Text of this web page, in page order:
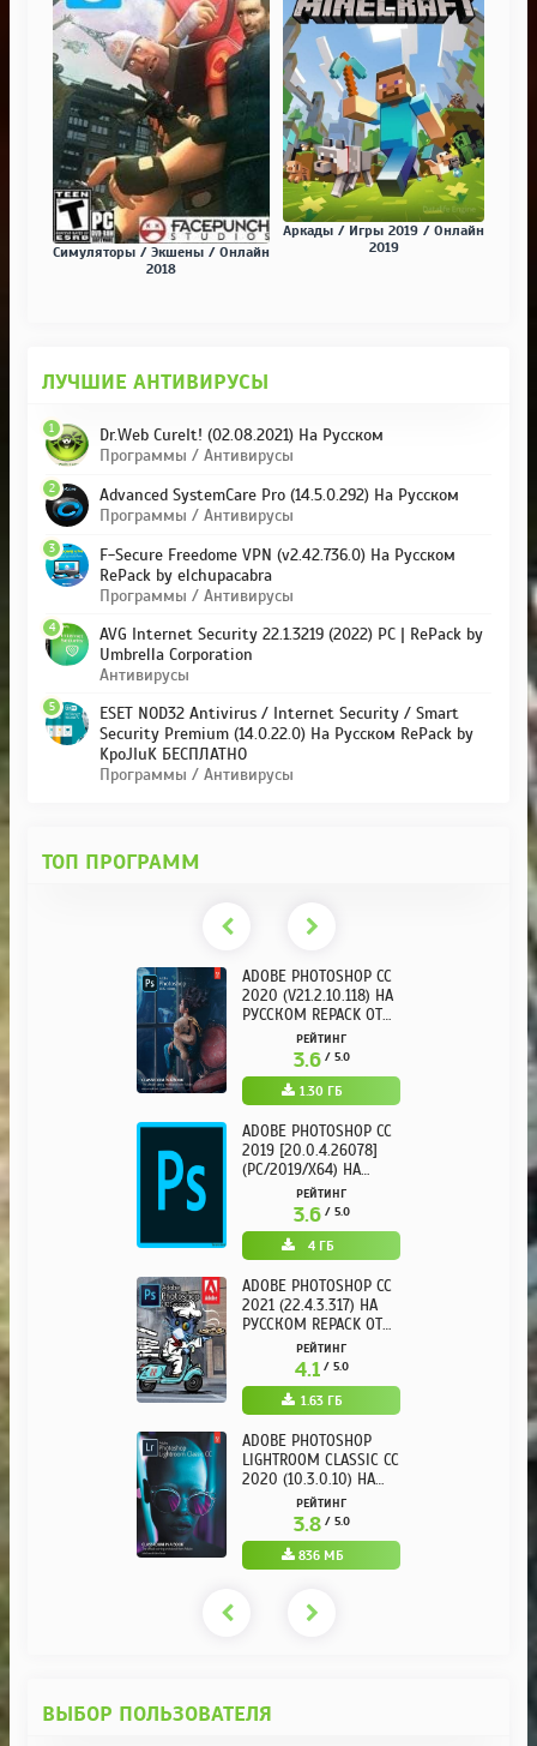
Симуляторы / Экшены / Онлайн
2018
Аркады / Игры 2019 / Онлайн
2019
ЛУЧШИЕ АНТИВИРУСЫ
Dr.Web CureIt! (02.08.2021) На Русском
Программы / Антивирусы
1
Advanced SystemCare Pro (14.5.0.292) На Русском
Программы / Антивирусы
2
F-Secure Freedome VPN (v2.42.736.0) На Русском
RePack by elchupacabra
Программы / Антивирусы
3
AVG Internet Security 22.1.3219 (2022) PC | RePack by
Umbrella Corporation
Антивирусы
4
ESET NOD32 Antivirus / Internet Security / Smart
Security Premium (14.0.22.0) На Русском RePack by
KpoJIuK БЕСПЛАТНО
Программы / Антивирусы
5
ТОП ПРОГРАММ
ADOBE PHOTOSHOP CC
2020 (V21.2.10.118) НА
РУССКОМ REPACK ОТ
KPOJIUKРЕЙТИНГ
3.6/ 5.0
1.30 ГБ
ADOBE PHOTOSHOP CC
2019 [20.0.4.26078]
(PC/2019/X64) НА
РУССКОМРЕЙТИНГ
3.6/ 5.0
4 ГБ
ADOBE PHOTOSHOP CC
2021 (22.4.3.317) НА
РУССКОМ REPACK ОТ
KPOJIUKРЕЙТИНГ
4.1 / 5.0
1.63 ГБ
ADOBE PHOTOSHOP
LIGHTROOM CLASSIC CC
2020 (10.3.0.10) НА
РУССКОМ REPACK ОТ
KPOJIUK
РЕЙТИНГ
3.8 / 5.0
836 МБ
ВЫБОР ПОЛЬЗОВАТЕЛЯ